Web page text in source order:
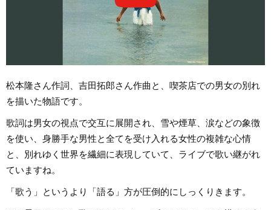
松本隆さん作詞、吉田拓郎さん作曲と、喫茶店での男女の別れ
を描いた物語です。
歌詞は男女の視点で交互に展開され、雪や煙草、涙などの象徴
を使い、身勝手な男性と全てを受け入れる女性の複雑な心情
と、別れゆく世界を繊細に表現していて、ライブで歌い継がれ
ていますね。
「歌う」というより「語る」方が圧倒的にしっくりきます。